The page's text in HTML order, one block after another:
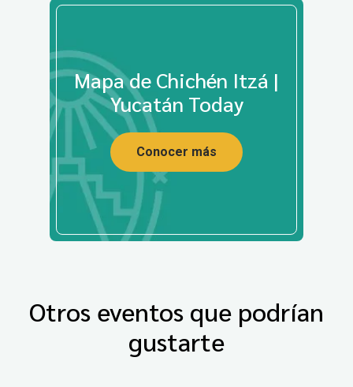
Mapa de Chichén Itzá |
Yucatán Today
Conocer más
Otros eventos que podrían
gustarte